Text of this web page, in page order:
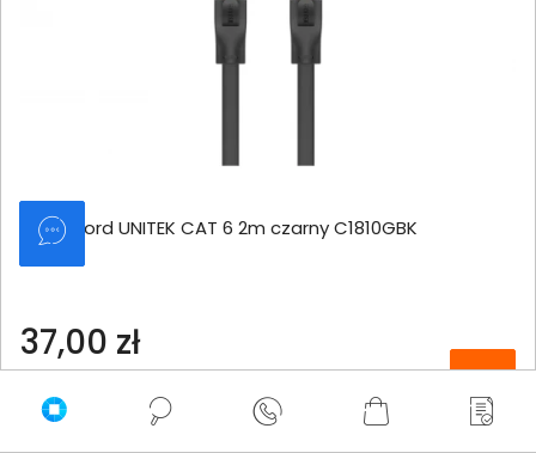
Patchcord UNITEK CAT 6 2m czarny C1810GBK
37,00 zł
netto: 30,08 zł